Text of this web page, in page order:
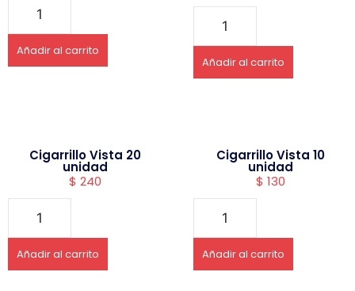
Añadir al carrito
Añadir al carrito
Cigarrillo Vista 20
unidad
$ 240
Añadir al carrito
Cigarrillo Vista 10
unidad
$ 130
Añadir al carrito